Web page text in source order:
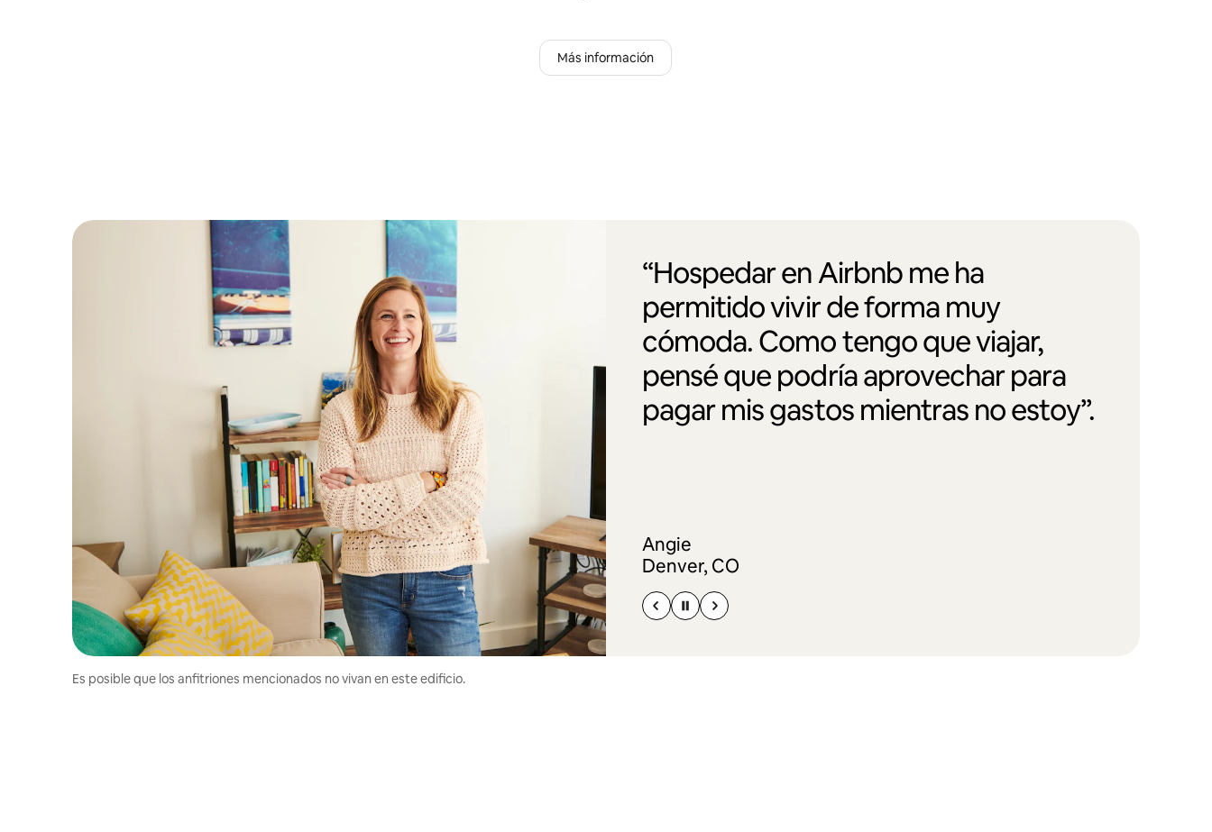
Más información
“Hospedar en Airbnb me ha
permitido vivir de forma muy
cómoda. Como tengo que viajar,
pensé que podría aprovechar para
pagar mis gastos mientras no estoy”.
Angie
Denver, CO
Es posible que los anfitriones mencionados no vivan en este edificio.